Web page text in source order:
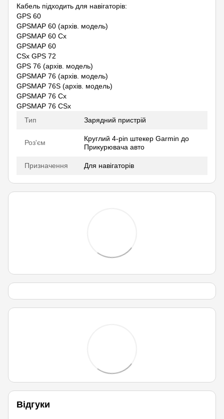
Кабель підходить для навігаторів:
GPS 60
GPSMAP 60 (архів. модель)
GPSMAP 60 Сx
GPSMAP 60
СSx GPS 72
GPS 76 (архів. модель)
GPSMAP 76 (архів. модель)
GPSMAP 76S (архів. модель)
GPSMAP 76 Cx
GPSMAP 76 CSx
Тип
Зарядний пристрій
Роз'єм
Круглий 4-pin штекер Garmin до
Прикурювача авто
Призначення Для навігаторів
Відгуки